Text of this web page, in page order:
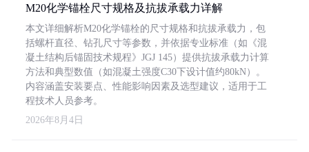
M20化学锚栓尺寸规格及抗拔承载力详解
本文详细解析M20化学锚栓的尺寸规格和抗拔承载力，包
括螺杆直径、钻孔尺寸等参数，并依据专业标准（如《混
凝土结构后锚固技术规程》JGJ 145）提供抗拔承载力计算
方法和典型数值（如混凝土强度C30下设计值约80kN）。
内容涵盖安装要点、性能影响因素及选型建议，适用于工
程技术人员参考。
2026年8月4日